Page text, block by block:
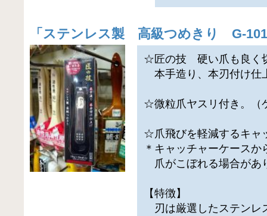
「 ステンレス製 高級つめきり G-
☆匠の技 硬い爪も良く
本手造り、本刃付け仕
☆微粒爪ヤスリ付き。（
☆爪飛びを軽減するキャ
＊キャッチャーケースか
爪がこぼれる場合があ
【特徴】
刃は厳選したステンレ